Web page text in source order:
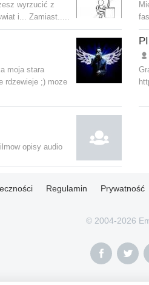
wyrzucić z
i... Zamiast.....
moja stara
rdzewieje ;) moze
opisy audio
Regulamin Prywatność
© 2004-2026